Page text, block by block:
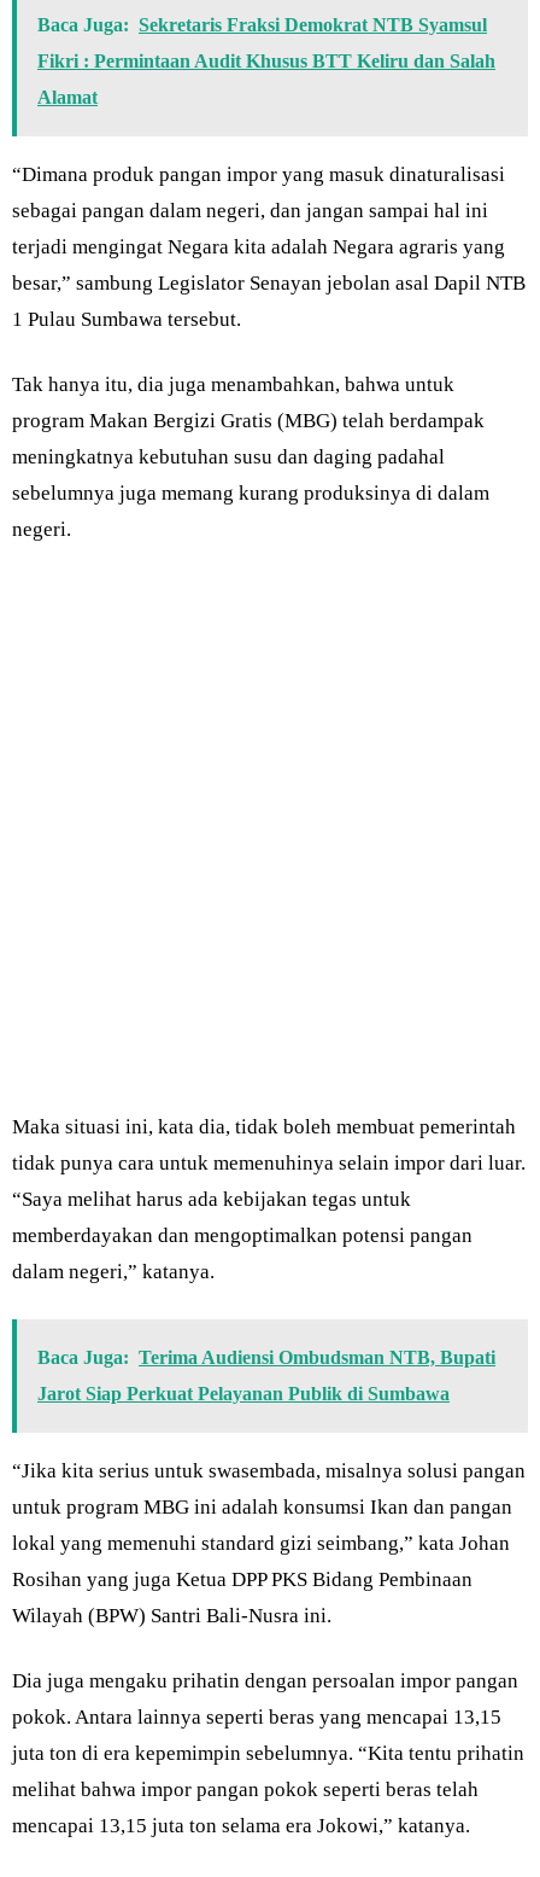
Baca Juga: Sekretaris Fraksi Demokrat NTB Syamsul
Fikri : Permintaan Audit Khusus BTT Keliru dan Salah
Alamat
“Dimana produk pangan impor yang masuk dinaturalisasi
sebagai pangan dalam negeri, dan jangan sampai hal ini
terjadi mengingat Negara kita adalah Negara agraris yang
besar,” sambung Legislator Senayan jebolan asal Dapil NTB
1 Pulau Sumbawa tersebut.
Tak hanya itu, dia juga menambahkan, bahwa untuk
program Makan Bergizi Gratis (MBG) telah berdampak
meningkatnya kebutuhan susu dan daging padahal
sebelumnya juga memang kurang produksinya di dalam
negeri.
Maka situasi ini, kata dia, tidak boleh membuat pemerintah
tidak punya cara untuk memenuhinya selain impor dari luar.
“Saya melihat harus ada kebijakan tegas untuk
memberdayakan dan mengoptimalkan potensi pangan
dalam negeri,” katanya.
Baca Juga: Terima Audiensi Ombudsman NTB, Bupati
Jarot Siap Perkuat Pelayanan Publik di Sumbawa
“Jika kita serius untuk swasembada, misalnya solusi pangan
untuk program MBG ini adalah konsumsi Ikan dan pangan
lokal yang memenuhi standard gizi seimbang,” kata Johan
Rosihan yang juga Ketua DPP PKS Bidang Pembinaan
Wilayah (BPW) Santri Bali-Nusra ini.
Dia juga mengaku prihatin dengan persoalan impor pangan
pokok. Antara lainnya seperti beras yang mencapai 13,15
juta ton di era kepemimpin sebelumnya. “Kita tentu prihatin
melihat bahwa impor pangan pokok seperti beras telah
mencapai 13,15 juta ton selama era Jokowi,” katanya.